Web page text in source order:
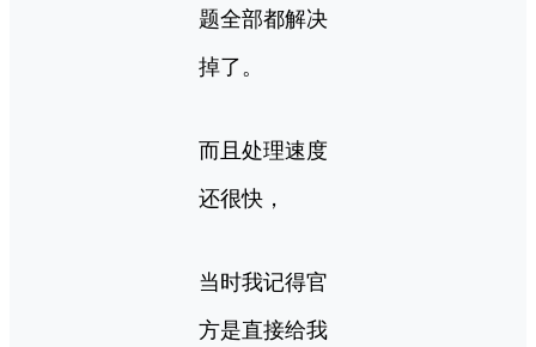
题全部都解决
掉了。
而且处理速度
还很快，
当时我记得官
方是直接给我